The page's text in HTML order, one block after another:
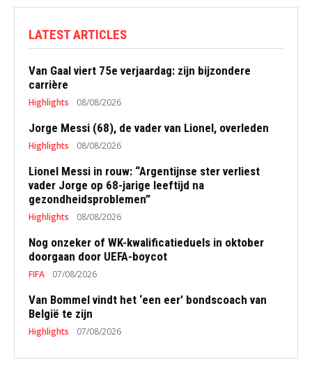
LATEST ARTICLES
Van Gaal viert 75e verjaardag: zijn bijzondere
carrière
Highlights 08/08/2026
Jorge Messi (68), de vader van Lionel, overleden
Highlights 08/08/2026
Lionel Messi in rouw: “Argentijnse ster verliest
vader Jorge op 68-jarige leeftijd na
gezondheidsproblemen”
Highlights 08/08/2026
Nog onzeker of WK-kwalificatieduels in oktober
doorgaan door UEFA-boycot
FIFA 07/08/2026
Van Bommel vindt het ‘een eer’ bondscoach van
België te zijn
Highlights 07/08/2026